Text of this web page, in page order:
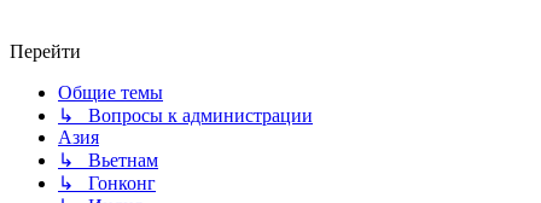
Перейти
Общие темы
↳ Вопросы к администрации
Азия
↳ Вьетнам
↳ Гонконг